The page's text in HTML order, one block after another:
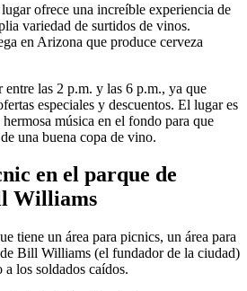
ofrece una increíble experiencia de
variedad de surtidos de vinos.
en Arizona que produce cerveza
entre las 2 p.m. y las 6 p.m., ya que
especiales y descuentos. El lugar es
música en el fondo para que
una buena copa de vino.
en el parque de
Williams
tiene un área para picnics, un área para
de Bill Williams (el fundador de la ciudad)
los soldados caídos.